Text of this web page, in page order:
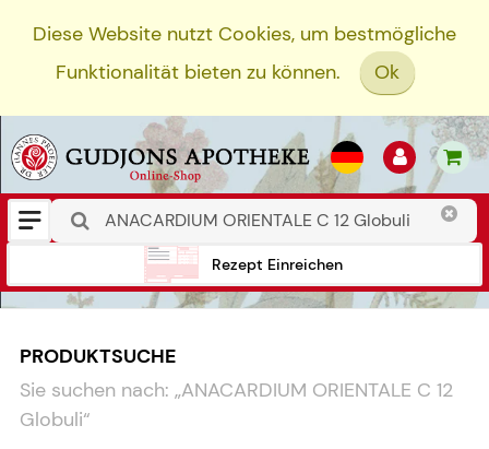
Diese Website nutzt Cookies, um bestmögliche
Funktionalität bieten zu können.
Ok
Rezept Einreichen
PRODUKTSUCHE
Sie suchen nach: „ANACARDIUM ORIENTALE C 12
Globuli“